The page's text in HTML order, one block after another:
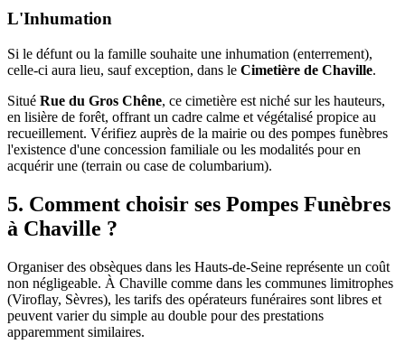
L'Inhumation
Si le défunt ou la famille souhaite une inhumation (enterrement),
celle-ci aura lieu, sauf exception, dans le Cimetière de Chaville.
Situé Rue du Gros Chêne, ce cimetière est niché sur les hauteurs,
en lisière de forêt, offrant un cadre calme et végétalisé propice au
recueillement. Vérifiez auprès de la mairie ou des pompes funèbres
l'existence d'une concession familiale ou les modalités pour en
acquérir une (terrain ou case de columbarium).
5. Comment choisir ses Pompes Funèbres
à Chaville ?
Organiser des obsèques dans les Hauts-de-Seine représente un coût
non négligeable. À Chaville comme dans les communes limitrophes
(Viroflay, Sèvres), les tarifs des opérateurs funéraires sont libres et
peuvent varier du simple au double pour des prestations
apparemment similaires.